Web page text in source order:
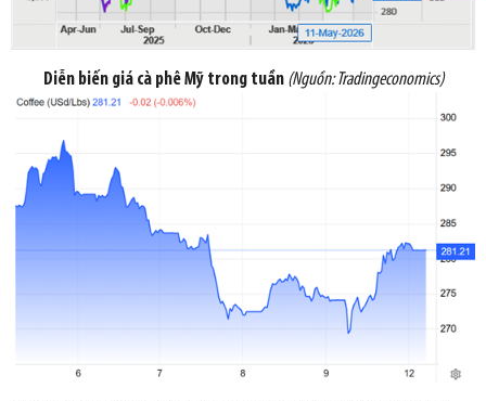
Diễn biến giá cà phê Mỹ trong tuần (Nguồn:Tradingeconomics)